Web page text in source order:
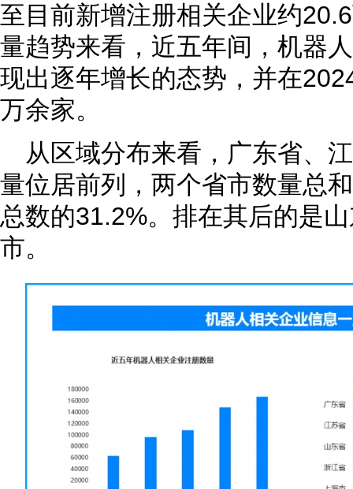
至目前新增注册相关企业约
量趋势来看，近五年间，机器
现出逐年增长的态势，并在
万余家。
从区域分布来看，广东省、
量位居前列，两个省市数量总
总数的31.2%。排在其后的是
市。